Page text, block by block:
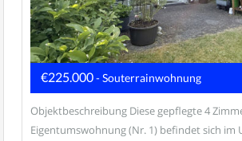
€225.000- Souterrainwohnung
Objektbeschreibung Diese gepflegte 4
Eigentumswohnung (Nr. 1) befindet sich im